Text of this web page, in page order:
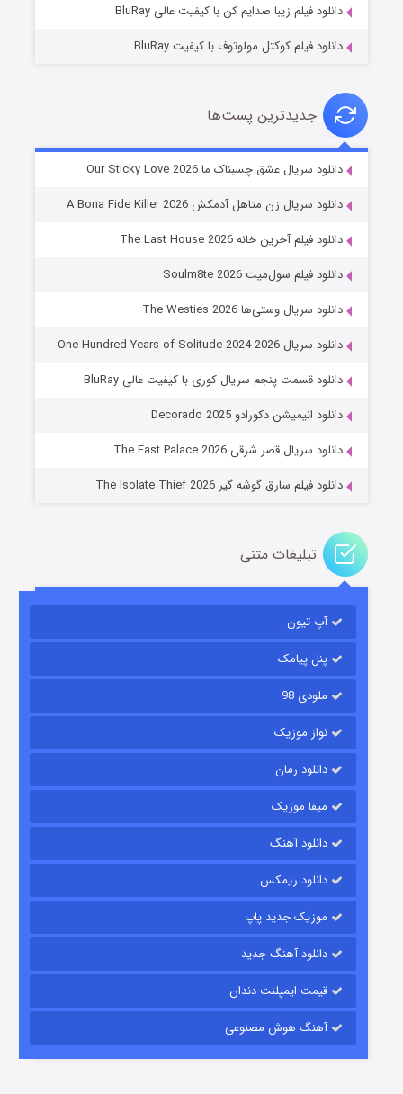
شوهر
عملیات آپارتمان
قسمت۲ (زیرنویس) منتشر شد
شکست استوارت در نجات جهان
قسمت
دانلود فیلم زیبا صدایم کن با کیفیت عالی BluRay
دانلود فیلم کوکتل مولوتوف با کیفیت BluRay
جدیدترین پست‌ها
دانلود سریال عشق چسبناک ما Our Sticky Love 2026
دانلود سریال زن متاهل آدمکش A Bona Fide Killer 2026
دانلود فیلم آخرین خانه The Last House 2026
دانلود فیلم سول‌میت Soulm8te 2026
دانلود سریال وستی‌ها The Westies 2026
دانلود سریال One Hundred Years of Solitude 2024-2026
دانلود قسمت پنجم سریال کوری با کیفیت عالی BluRay
دانلود انیمیشن دکورادو Decorado 2025
دانلود سریال قصر شرقی The East Palace 2026
دانلود فیلم سارق گوشه گیر The Isolate Thief 2026
تبلیغات متنی
آپ تیون
پنل پیامک
ملودی 98
نواز موزیک
دانلود رمان
میفا موزیک
دانلود آهنگ
دانلود ریمکس
موزیک جدید پاپ
دانلود آهنگ جدید
قیمت ایمپلنت دندان
آهنگ هوش مصنوعی